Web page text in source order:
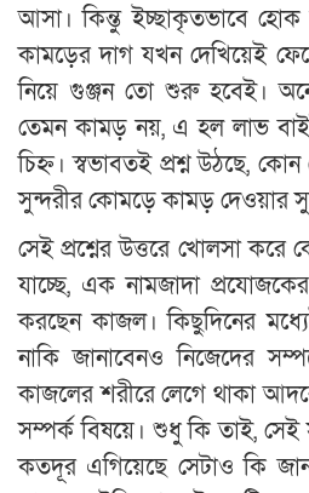
আসা। কিন্তু ইচ্ছাকৃতভাবে
কামড়ের দাগ যখন দেখিয়েই
নিয়ে গুঞ্জন তো শুরু হবেই।
তেমন কামড় নয়, এ হল লাভ
চিহ্ন। স্বভাবতই প্রশ্ন উঠছে,
সুন্দরীর কোমড়ে কামড় দেওয়ার
সেই প্রশ্নের উত্তরে খোলসা করে
যাচ্ছে, এক নামজাদা
করছেন কাজল। কিছুদিনের
নাকি জানাবেনও নিজেদের
কাজলের শরীরে লেগে থাকা
সম্পর্ক বিষয়ে। শুধু কি তাই, সেই
কতদূর এগিয়েছে সেটাও কি